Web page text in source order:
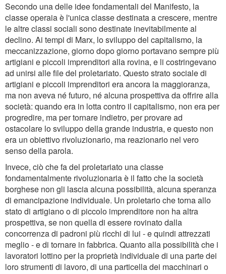
Secondo una delle idee fondamentali del Manifesto, la
classe operaia è l'unica classe destinata a crescere, mentre
le altre classi sociali sono destinate inevitabilmente al
declino. Ai tempi di Marx, lo sviluppo del capitalismo, la
meccanizzazione, giorno dopo giorno portavano sempre più
artigiani e piccoli imprenditori alla rovina, e li costringevano
ad unirsi alle file del proletariato. Questo strato sociale di
artigiani e piccoli imprenditori era ancora la maggioranza,
ma non aveva né futuro, né alcuna prospettiva da offrire alla
società: quando era in lotta contro il capitalismo, non era per
progredire, ma per tornare indietro, per provare ad
ostacolare lo sviluppo della grande industria, e questo non
era un obiettivo rivoluzionario, ma reazionario nel vero
senso della parola.
Invece, ciò che fa del proletariato una classe
fondamentalmente rivoluzionaria è il fatto che la società
borghese non gli lascia alcuna possibilità, alcuna speranza
di emancipazione individuale. Un proletario che torna allo
stato di artigiano o di piccolo imprenditore non ha altra
prospettiva, se non quella di essere rovinato dalla
concorrenza di padroni più ricchi di lui - e quindi attrezzati
meglio - e di tornare in fabbrica. Quanto alla possibilità che i
lavoratori lottino per la proprietà individuale di una parte dei
loro strumenti di lavoro, di una particella dei macchinari o